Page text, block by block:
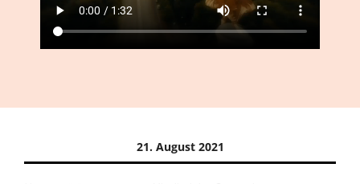
21. August 2021